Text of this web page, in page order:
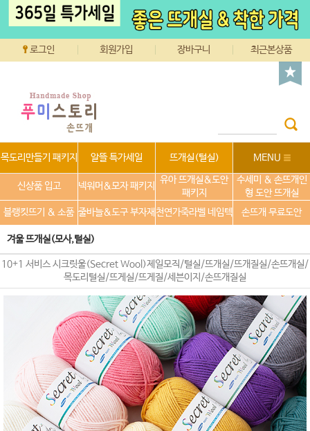
로그인 회원가입 장바구니 최근본상품
목도리만들기 패키지 알뜰 특가세일 뜨개실(털실) MENU
신상품 입고 넥워머&모자 패키지
유아 뜨개실&도안
패키지
수세미 & 손뜨개인
형 도안 뜨개실
블랭킷뜨기 & 소품 줄바늘&도구 부자재 천연가죽라벨 네임텍 손뜨개 무료도안
겨울 뜨개실(모사,털실)
10+1 서비스 시크릿울(Secret Wool)제일모직/털실/뜨개실/뜨개질실/손뜨개실/
목도리털실/뜨게실/뜨게질/세븐이지/손뜨개질실